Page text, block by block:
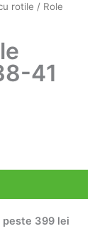
rotile / Role
41
peste 399 lei